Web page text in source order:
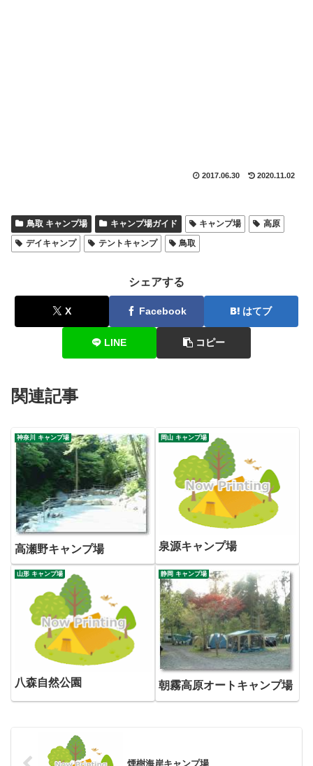
2017.06.30 2020.11.02
鳥取 キャンプ場 キャンプ場ガイド キャンプ場
高原
デイキャンプ
テントキャンプ 鳥取
シェアする
X Facebook はてブ
LINE コピー
関連記事
神奈川 キャンプ場
高瀬野キャンプ場
岡山 キャンプ場
泉源キャンプ場
山形 キャンプ場
八森自然公園
静岡 キャンプ場
朝霧高原オートキャンプ場
煙樹海岸キャンプ場